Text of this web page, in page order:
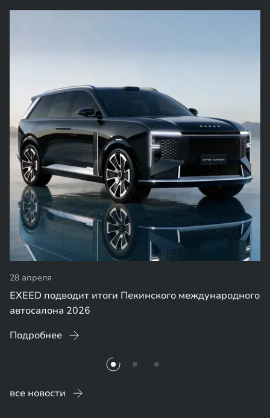
28 апреля
EXEED подводит итоги Пекинского международного
автосалона 2026
Подробнее
все новости